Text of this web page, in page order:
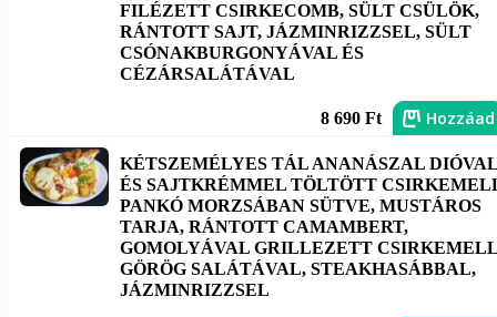
FILÉZETT CSIRKECOMB, SÜLT CSÜLÖK,
RÁNTOTT SAJT, JÁZMINRIZZSEL, SÜLT
CSÓNAKBURGONYÁVAL ÉS
CÉZÁRSALÁTÁVAL
8 690 Ft Hozzáad
KÉTSZEMÉLYES TÁL ANANÁSZAL DIÓVAL
ÉS SAJTKRÉMMEL TÖLTÖTT
PANKÓ MORZSÁBAN SÜTVE, MUSTÁROS
TARJA, RÁNTOTT CAMAMBERT,
GOMOLYÁVAL GRILLEZETT CSIRKEMELL
GÖRÖG SALÁTÁVAL, STEAKHASÁBBAL,
JÁZMINRIZZSEL